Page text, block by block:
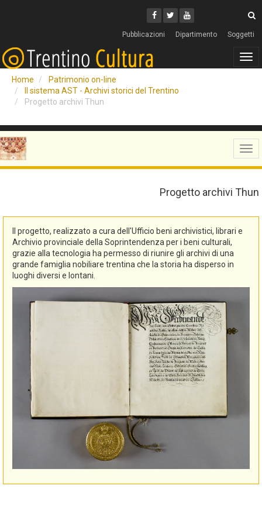
Facebook
Twitter
Youtube
Pubblicazioni Dipartimento Soggetti
Home
Patrimonio on-line
Il sistema AST - Archivi storici del Trentino
Progetto archivi Thun
Progetto archivi Thun
Il progetto, realizzato a cura dell'Ufficio beni archivistici, librari e
Archivio provinciale della Soprintendenza per i beni culturali,
grazie alla tecnologia ha permesso di riunire gli archivi di una
grande famiglia nobiliare trentina che la storia ha disperso in
luoghi diversi e lontani.